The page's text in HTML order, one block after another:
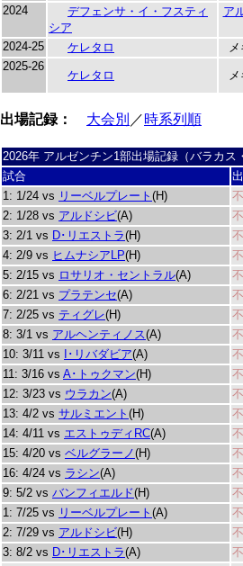
2024
デフェンサ・イ・フスティ
シア
ア
2024-25
ケレタロ
2025-26
ケレタロ
出場記録： 大会別 ／時系列順
2026年 アルゼンチン1部出場記録（バラカス
試合
1: 1/24 vs リーベルプレート (H)
2: 1/28 vs アルドシビ(A)
3: 2/1 vs D･リエストラ(H)
4: 2/9 vs ヒムナシアLP(H)
5: 2/15 vs ロサリオ・セントラル(A)
6: 2/21 vs プラテンセ(A)
7: 2/25 vs ティグレ(H)
8: 3/1 vs アルヘンティノス(A)
10: 3/11 vs
I･リバダビア(A)
11: 3/16 vs A･トゥクマン(H)
12: 3/23 vs ウラカン(A)
13: 4/2 vs サルミエント (H)
14: 4/11 vs エストゥディRC(A)
15: 4/20 vs ベルグラーノ(H)
16: 4/24 vs ラシン(A)
9: 5/2 vs バンフィエルド(H)
1: 7/25 vs リーベルプレート (A)
2: 7/29 vs アルドシビ(H)
3: 8/2 vs D･リエストラ(A)